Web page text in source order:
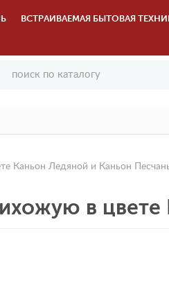
ВСТРАИВАЕМАЯ БЫТОВАЯ
Каньон Ледяной и Каньон
в